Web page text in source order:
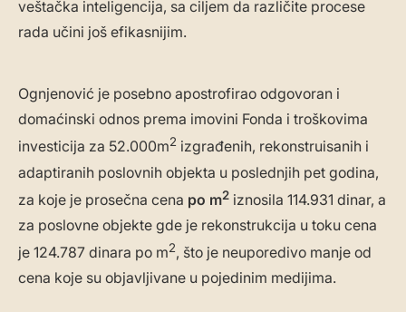
veštačka inteligencija, sa ciljem da različite procese
rada učini još efikasnijim.
Ognjenović je posebno apostrofirao odgovoran i
domaćinski odnos prema imovini Fonda i troškovima
investicija za 52.000m2 izgrađenih, rekonstruisanih i
adaptiranih poslovnih objekta u poslednjih pet godina,
za koje je prosečna cena po m2 iznosila 114.931 dinar, a
za poslovne objekte gde je rekonstrukcija u toku cena
je 124.787 dinara po m2, što je neuporedivo manje od
cena koje su objavljivane u pojedinim medijima.